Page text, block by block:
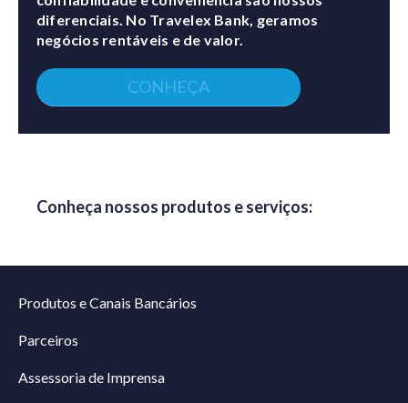
diferenciais. No Travelex Bank, geramos
negócios rentáveis e de valor.
CONHEÇA
Conheça nossos produtos e serviços:
Produtos e Canais Bancários
Parceiros
Assessoria de Imprensa